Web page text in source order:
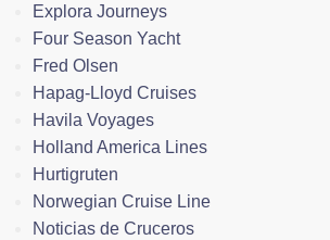
Explora Journeys
Four Season Yacht
Fred Olsen
Hapag-Lloyd Cruises
Havila Voyages
Holland America Lines
Hurtigruten
Norwegian Cruise Line
Noticias de Cruceros